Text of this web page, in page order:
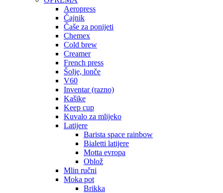
Aeropress
Čajnik
Čaše za ponijeti
Chemex
Cold brew
Creamer
French press
Šolje, lonče
V60
Inventar (razno)
Kašike
Keep cup
Kuvalo za mlijeko
Latijere
Barista space rainbow
Bialetti latijere
Motta evropa
Oblož
Mlin ručni
Moka pot
Brikka